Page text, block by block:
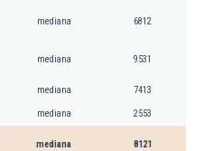
mediana 6812
mediana 9531
mediana 7413
mediana 2553
mediana 8121